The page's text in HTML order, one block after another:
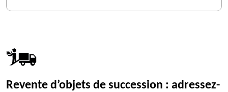
Revente d’objets de succession : adressez-